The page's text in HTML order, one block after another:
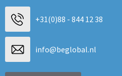
+31(0)88 - 844 12 38
info@beglobal.nl